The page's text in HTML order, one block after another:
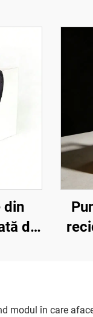
din
de
modul în care